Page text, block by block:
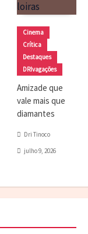
Cinema
Crítica
Destaques
DRIvagações
Amizade que
vale mais que
diamantes
Dri Tinoco
julho 9, 2026